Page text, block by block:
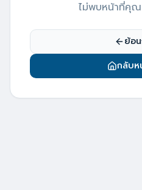
ไม่พบหน้าที่คุ
ย้อ
กลับห